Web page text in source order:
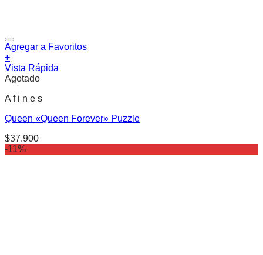
Agregar a Favoritos
+
Vista Rápida
Agotado
A f i n e s
Queen «Queen Forever» Puzzle
$37.900
-11%